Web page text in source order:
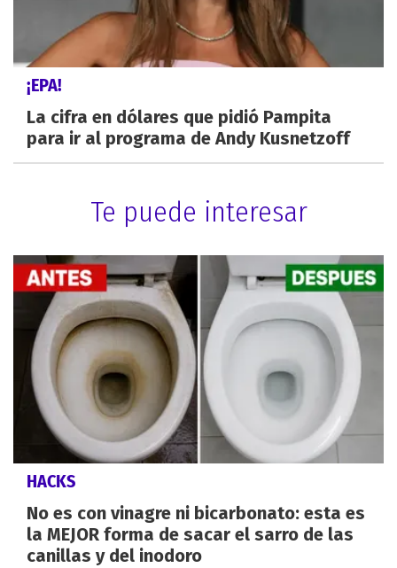
¡EPA!
La cifra en dólares que pidió Pampita
para ir al programa de Andy Kusnetzoff
Te puede interesar
HACKS
No es con vinagre ni bicarbonato: esta es
la MEJOR forma de sacar el sarro de las
canillas y del inodoro